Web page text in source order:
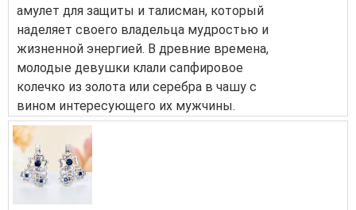
амулет для защиты и талисман, который
наделяет своего владельца мудростью и
жизненной энергией. В древние времена,
молодые девушки клали сапфировое
колечко из золота или серебра в чашу с
вином интересующего их мужчины.